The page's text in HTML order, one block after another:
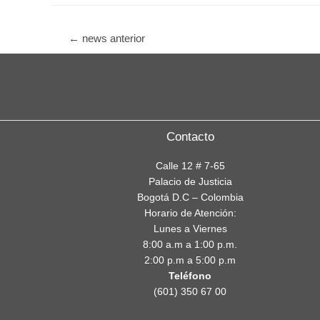
← news anterior
Contacto
Calle 12 # 7-65
Palacio de Justicia
Bogotá D.C – Colombia
Horario de Atención:
Lunes a Viernes
8:00 a.m a 1:00 p.m.
2:00 p.m a 5:00 p.m
Teléfono
(601) 350 67 00